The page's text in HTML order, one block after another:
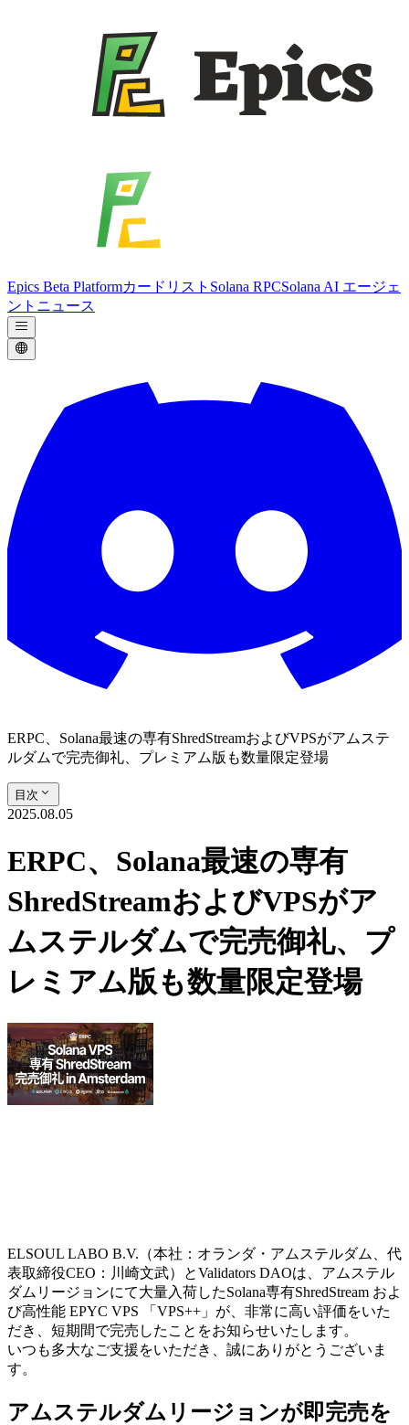
Epics Beta Platformカードリスト Solana RPCSolana AI エージェ
ント ニュース
ERPC、Solana最速の専有ShredStreamおよびVPSがアムステ
ルダムで完売御礼、プレミアム版も数量限定登場
目次
2025.08.05
ERPC、Solana最速の専有
ShredStreamおよびVPSがア
ムステルダムで完売御礼、プ
レミアム版も数量限定登場
ELSOUL LABO B.V.（本社：オランダ・アムステルダム、代
表取締役CEO：川崎文武）とValidators DAOは、アムステル
ダムリージョンにて大量入荷したSolana専有ShredStream およ
び高性能 EPYC VPS 「VPS++」が、非常に高い評価をいた
だき、短期間で完売したことをお知らせいたします。
いつも多大なご支援をいただき、誠にありがとうございま
す。
アムステルダムリージョンが即完売を